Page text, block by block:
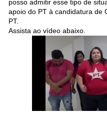
posso admitir esse tipo de
apoio do PT à candidatura de
PT.
Assista ao vídeo abaixo.